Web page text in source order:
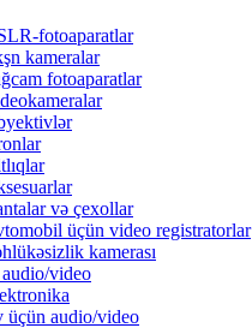
fotoaparatlar
kameralar
fotoaparatlar
və çexollar
üçün video registratorlar
kamerası
video
üçün audio/video